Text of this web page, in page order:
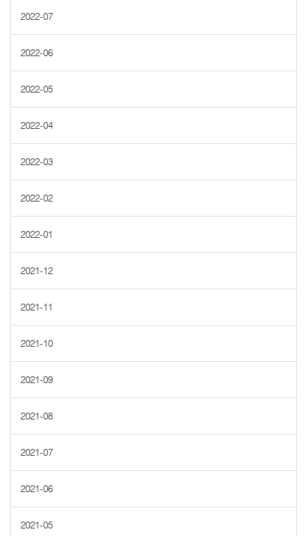
2022-07
2022-06
2022-05
2022-04
2022-03
2022-02
2022-01
2021-12
2021-11
2021-10
2021-09
2021-08
2021-07
2021-06
2021-05